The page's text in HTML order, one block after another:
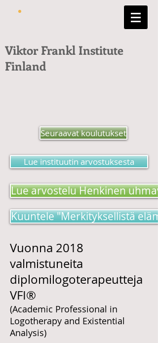
Viktor Frankl Institute
Finland
Seuraavat koulutukset
Lue instituutin arvostuksesta
Lue arvostelu Henkinen
Kuuntele "Merkityksellistä
Vuonna 2018
valmistuneita
diplomilogoterapeutteja
VFI®
(Academic Professional in
Logotherapy and Existential
Analysis)